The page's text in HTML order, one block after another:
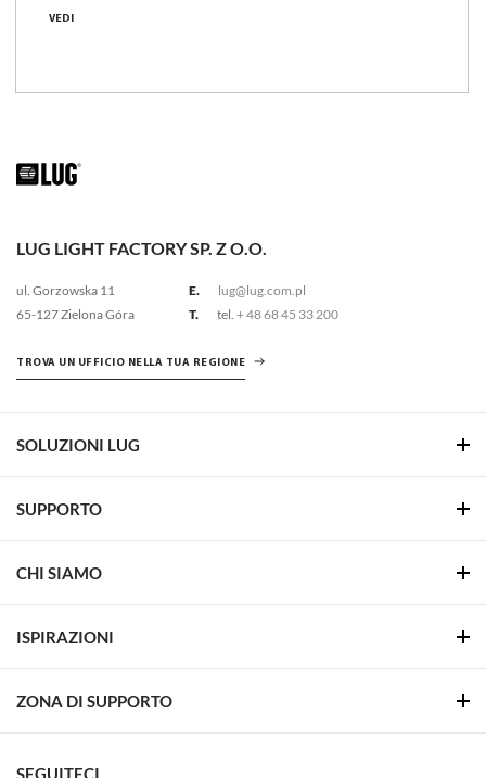
VEDI
LUG LIGHT FACTORY SP. Z O.O.
ul. Gorzowska 11
65-127 Zielona Góra
E.
lug@lug.com.pl
T.
tel. + 48 68 45 33 200
TROVA UN UFFICIO NELLA TUA REGIONE
SOLUZIONI LUG
SUPPORTO
CHI SIAMO
ISPIRAZIONI
ZONA DI SUPPORTO
SEGUITECI